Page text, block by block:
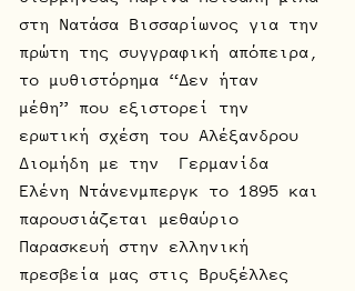
στη Νατάσα Βισσαρίωνος για την
πρώτη της συγγραφική απόπειρα,
το μυθιστόρημα “Δεν ήταν
μέθη” που εξιστορεί την
ερωτική σχέση του Αλέξανδρου
Διομήδη με την  Γερμανίδα
Ελένη Ντάνενμπεργκ το 1895 και
παρουσιάζεται μεθαύριο
Παρασκευή στην ελληνική
πρεσβεία μας στις Βρυξέλλες